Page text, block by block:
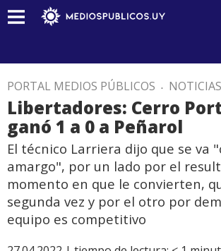
PORTAL MEDIOS PÚBLICOS . NOTICIAS
Libertadores: Cerro
ganó 1 a 0 a Peñarol
El técnico Larriera dijo que se va
amargo", por un lado por el
momento en que le convierten,
segunda vez y por el otro por
equipo es competitivo